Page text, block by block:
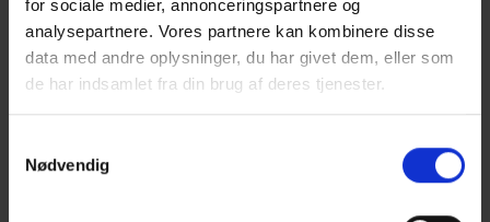
for sociale medier, annonceringspartnere og
analysepartnere. Vores partnere kan kombinere disse
data med andre oplysninger, du har givet dem, eller som
de har indsamlet fra din brug af deres tjenester.
Nødvendig